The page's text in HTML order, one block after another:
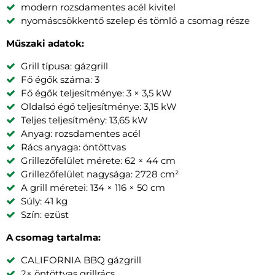
modern rozsdamentes acél kivitel
nyomáscsökkentő szelep és tömlő a csomag része
Műszaki adatok:
Grill típusa: gázgrill
Fő égők száma: 3
Fő égők teljesítménye: 3 × 3,5 kW
Oldalsó égő teljesítménye: 3,15 kW
Teljes teljesítmény: 13,65 kW
Anyag: rozsdamentes acél
Rács anyaga: öntöttvas
Grillezőfelület mérete: 62 × 44 cm
Grillezőfelület nagysága: 2728 cm²
A grill méretei: 134 × 116 × 50 cm
Súly: 41 kg
Szín: ezüst
A csomag tartalma:
CALIFORNIA BBQ gázgrill